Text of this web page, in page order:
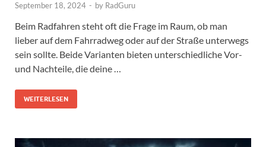
September 18, 2024 - by RadGuru
Beim Radfahren steht oft die Frage im Raum, ob man
lieber auf dem Fahrradweg oder auf der Straße unterwegs
sein sollte. Beide Varianten bieten unterschiedliche Vor-
und Nachteile, die deine …
WEITERLESEN